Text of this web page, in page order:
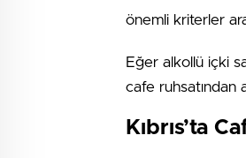
önemli kriterler
Eğer alkollü içki
cafe ruhsatından
Kıbrıs’ta